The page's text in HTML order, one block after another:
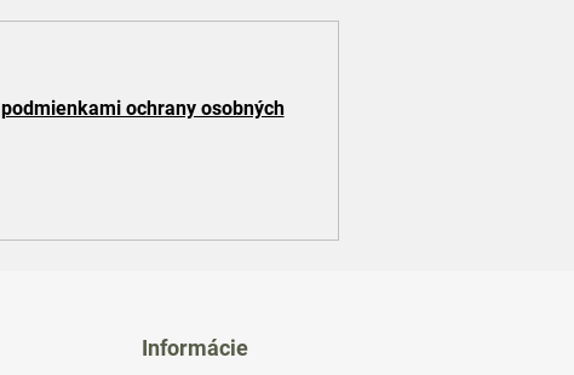
podmienkami ochrany osobných
Informácie